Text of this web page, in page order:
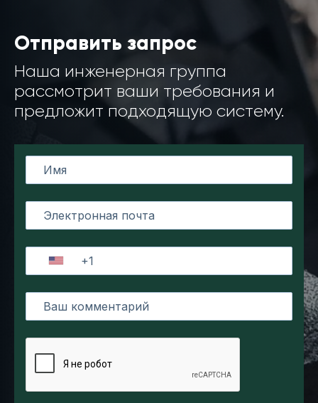
Отправить запрос
Наша инженерная группа
рассмотрит ваши требования и
предложит подходящую систему.